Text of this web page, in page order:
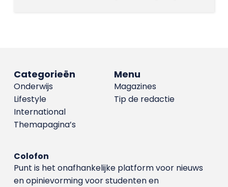
Menu
Magazines
Tip de redactie
Categorieën
Onderwijs
Lifestyle
International
Themapagina’s
Colofon
Punt is het onafhankelijke platform voor nieuws
en opinievorming voor studenten en